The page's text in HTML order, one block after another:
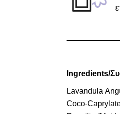
Ingredients/
Lavandula
Coco-